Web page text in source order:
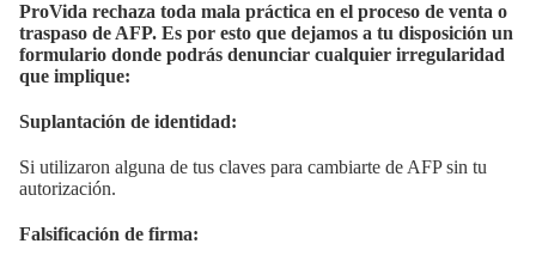
ProVida rechaza toda mala práctica en el proceso de venta o
traspaso de AFP. Es por esto que dejamos a tu disposición un
formulario donde podrás denunciar cualquier irregularidad
que implique:
Suplantación de identidad:
Si utilizaron alguna de tus claves para cambiarte de AFP sin tu
autorización.
Falsificación de firma: